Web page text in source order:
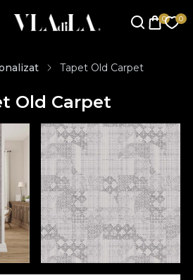
Tapet Old Carpet
Old Carpet